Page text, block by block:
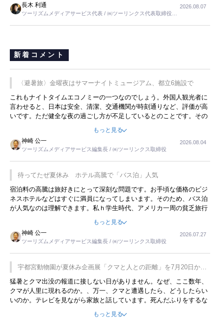
長木 利通
ツーリズムメディアサービス代表 / ㈱ツーリンクス代表取締役社
2026.08.07
新着コメント
〈避暑旅〉金曜夜はサマーナイトミュージアム、都立6施設で
これもナイトタイムエコノミーの一つなのでしょう。外国人観光者に
言わせると、日本は安全、清潔、交通機関が時刻通りなど、評価が高
いです。ただ健全な夜の過ごし方が不足しているとのことです。その
限らず外国人にとっても楽しみが増えるでしょうね。
もっと見る
神崎 公一
ツーリズムメディアサービス編集長 / ㈱ツーリンクス取締役
2026.08.04
待ってたぜ夏休み ホテル高騰で「バス泊」人気
宿泊料の高騰は旅好きにとって深刻な問題です。お手頃な価格のビジ
ネスホテルなどはすぐに満員になってしまいます。そのため、バス泊
が人気なのは理解できます。私ｈ学生時代、アメリカ一周の貧乏旅行
用してホテル代を浮かせていました。ただし、若いからできたことで
す。若い人が夜行バスで京都に行った、青森に行ったと聞くと、疲れ
が残らないのかなと思ってしまいます。
もっと見る
神崎 公一
ツーリズムメディアサービス編集長 / ㈱ツーリンクス取締役
2026.07.27
宇都宮動物園が夏休み企画展「クマと人との距離」を7月20日から
開催
猛暑とクマ出没の報道に接しない日がありません。なぜ、ここ数年、
クマが人里に現れるのか。、万一、クマと遭遇したら、どうしたらい
いのか。テレビを見ながら家族と話しています。死んだふりをするな
もっと見る